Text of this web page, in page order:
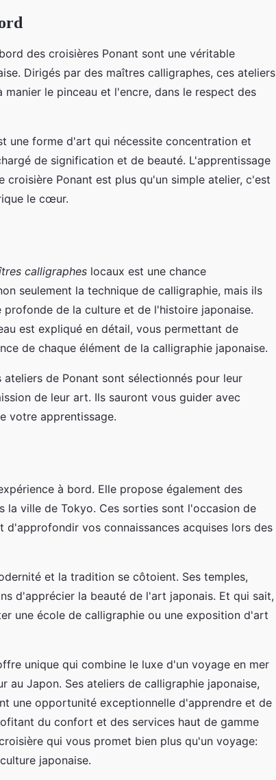
des croisières Ponant sont une véritable
Dirigés par des maîtres calligraphes, ces ateliers
le pinceau et l'encre, dans le respect des
une forme d'art qui nécessite concentration et
de signification et de beauté. L'apprentissage
Ponant est plus qu'un simple atelier, c'est
le cœur.
calligraphes locaux est une chance
seulement la technique de calligraphie, mais ils
profonde de la culture et de l'histoire japonaise.
est expliqué en détail, vous permettant de
de chaque élément de la calligraphie japonaise.
de Ponant sont sélectionnés pour leur
de leur art. Ils sauront vous guider avec
votre apprentissage.
à bord. Elle propose également des
la ville de Tokyo. Ces sorties sont l'occasion de
vos connaissances acquises lors des
et la tradition se côtoient. Ses temples,
d'apprécier la beauté de l'art japonais. Et qui sait,
une école de calligraphie ou une exposition d'art
unique qui combine le luxe d'un voyage en mer
au Japon. Ses ateliers de calligraphie japonaise,
une opportunité exceptionnelle d'apprendre et de
du confort et des services haut de gamme
qui vous promet bien plus qu'un voyage:
japonaise.